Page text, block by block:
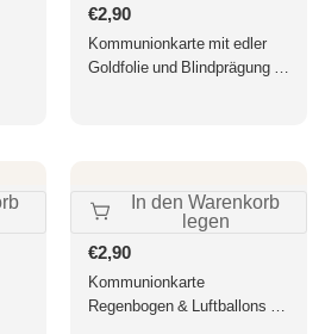
Normaler
Preis
€2,90
Kommunionkarte mit edler
Goldfolie und Blindprägung –
In den Warenkorb
legen
Normaler
Preis
€2,90
Kommunionkarte
Regenbogen & Luftballons -